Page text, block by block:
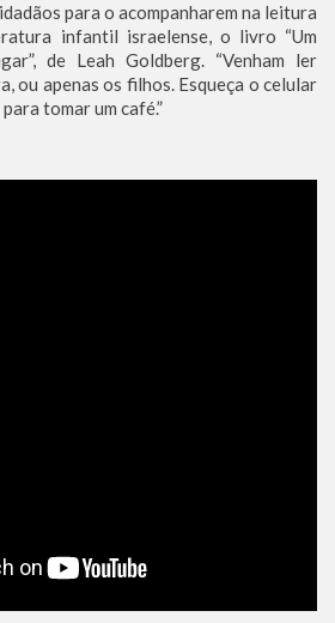
para o acompanharem na leitura
infantil israelense, o livro “Um
de Leah Goldberg. “Venham ler
ou apenas os filhos. Esqueça o celular
tomar um café.”